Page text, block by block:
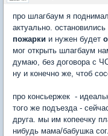
про шлагбаум я
актуально.
пожарки и нужен будет
мог открыть шлагбаум
думаю, без договора с
ну и конечно же, чтоб
про консьержек -
того же подъезда -
друга. мы им копеечку
нибудь мама/бабушка